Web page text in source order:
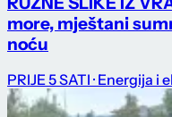
more, mještani
noću
PRIJE 5 SATI · Energija i